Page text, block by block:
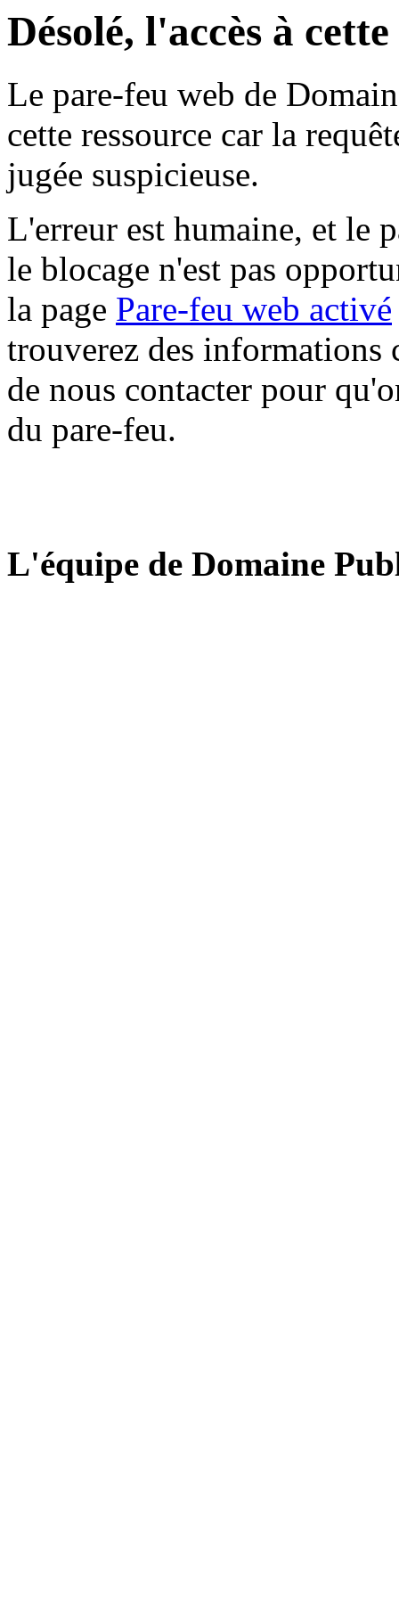
Désolé, l'accès à
Le pare-feu web de
cette ressource car la
jugée suspicieuse.
L'erreur est humaine, et le
le blocage n'est pas
la page Pare-feu web activé
trouverez des informations
de nous contacter pour
du pare-feu.
L'équipe de Domaine